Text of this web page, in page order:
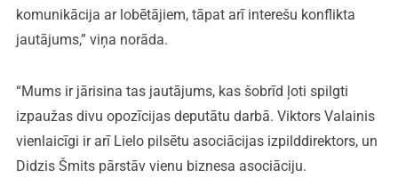
komunikācija ar lobētājiem, tāpat arī interešu konflikta
jautājums,” viņa norāda.
“Mums ir jārisina tas jautājums, kas šobrīd ļoti spilgti
izpaužas divu opozīcijas deputātu darbā. Viktors Valainis
vienlaicīgi ir arī Lielo pilsētu asociācijas izpilddirektors, un
Didzis Šmits pārstāv vienu biznesa asociāciju.